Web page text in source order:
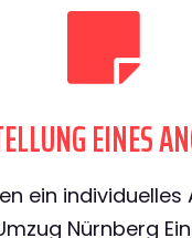
EINES
ein
Nürnberg